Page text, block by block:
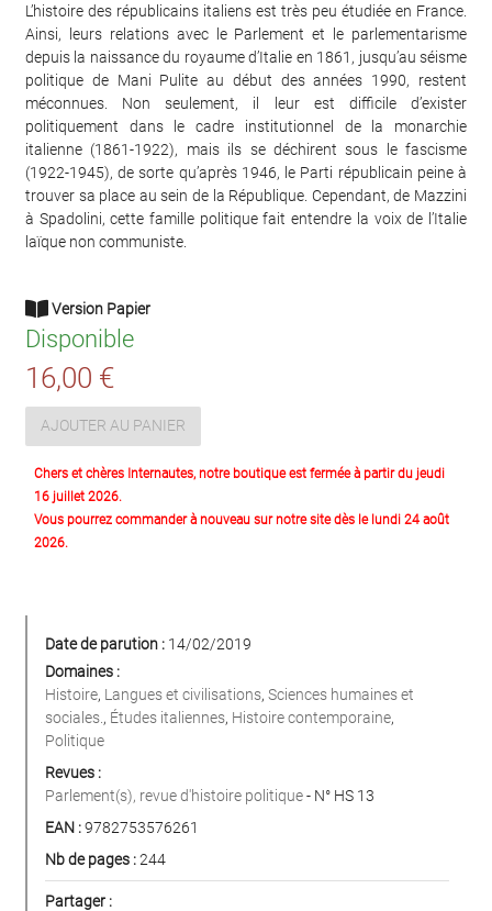
L’histoire des républicains italiens est très peu étudiée en France.
Ainsi, leurs relations avec le Parlement et le parlementarisme
depuis la naissance du royaume d’Italie en 1861, jusqu’au séisme
politique de Mani Pulite au début des années 1990, restent
méconnues. Non seulement, il leur est difficile d’exister
politiquement dans le cadre institutionnel de la monarchie
italienne (1861-1922), mais ils se déchirent sous le fascisme
(1922-1945), de sorte qu’après 1946, le Parti républicain peine à
trouver sa place au sein de la République. Cependant, de Mazzini
à Spadolini, cette famille politique fait entendre la voix de l’Italie
laïque non communiste.
Version Papier
Disponible
16,00 €
AJOUTER AU PANIER
Chers et chères Internautes, notre boutique est fermée à partir du jeudi
16 juillet 2026.
Vous pourrez commander à nouveau sur notre site dès le lundi 24 août
2026.
Date de parution : 14/02/2019
Domaines :
Histoire, Langues et civilisations, Sciences humaines et
sociales. , Études italiennes, Histoire contemporaine,
Politique
Revues :
Parlement(s), revue d'histoire politique- N° HS 13
EAN :9782753576261
Nb de pages :244
Partager :